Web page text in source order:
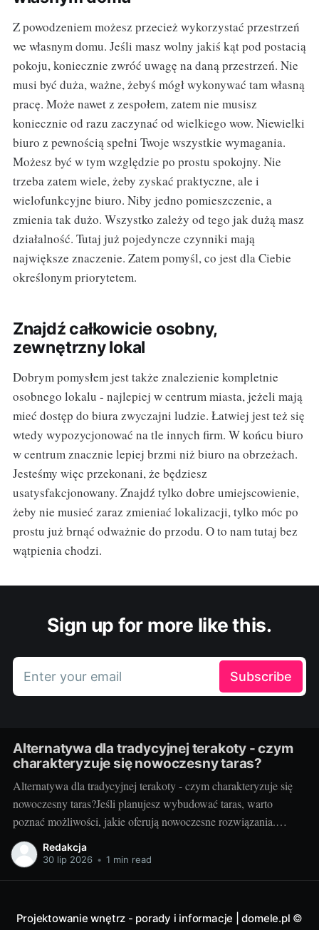
Z powodzeniem możesz przecież wykorzystać przestrzeń
we własnym domu. Jeśli masz wolny jakiś kąt pod postacią
pokoju, koniecznie zwróć uwagę na daną przestrzeń. Nie
musi być duża, ważne, żebyś mógł wykonywać tam własną
pracę. Może nawet z zespołem, zatem nie musisz
koniecznie od razu zaczynać od wielkiego wow. Niewielki
biuro z pewnością spełni Twoje wszystkie wymagania.
Możesz być w tym względzie po prostu spokojny. Nie
trzeba zatem wiele, żeby zyskać praktyczne, ale i
wielofunkcyjne biuro. Niby jedno pomieszczenie, a
zmienia tak dużo. Wszystko zależy od tego jak dużą masz
działalność. Tutaj już pojedyncze czynniki mają
największe znaczenie. Zatem pomyśl, co jest dla Ciebie
określonym priorytetem.
Znajdź całkowicie osobny,
zewnętrzny lokal
Dobrym pomysłem jest także znalezienie kompletnie
osobnego lokalu - najlepiej w centrum miasta, jeżeli mają
mieć dostęp do biura zwyczajni ludzie. Łatwiej jest też się
wtedy wypozycjonować na tle innych firm. W końcu biuro
w centrum znacznie lepiej brzmi niż biuro na obrzeżach.
Jesteśmy więc przekonani, że będziesz
usatysfakcjonowany. Znajdź tylko dobre umiejscowienie,
żeby nie musieć zaraz zmieniać lokalizacji, tylko móc po
prostu już brnąć odważnie do przodu. O to nam tutaj bez
wątpienia chodzi.
Sign up for more like this.
Enter your email Subscribe
Alternatywa dla tradycyjnej terakoty - czym
charakteryzuje się nowoczesny taras?
Alternatywa dla tradycyjnej terakoty - czym charakteryzuje się
nowoczesny taras?Jeśli planujesz wybudować taras, warto
poznać możliwości, jakie oferują nowoczesne rozwiązania.
Można przecież zdecydować się na coś więcej niż tylko
tradycyjną terakotę. Ale jak wygląda nowoczesny taras i dlaczego
Redakcja
30 lip 2026 • 1 min read
Projektowanie wnętrz - porady i informacje | domele.pl ©